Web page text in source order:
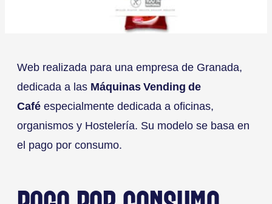
Web realizada para una empresa de Granada,
dedicada a las Máquinas Vending de
Café especialmente dedicada a oficinas,
organismos y Hostelería. Su modelo se basa en
el pago por consumo.